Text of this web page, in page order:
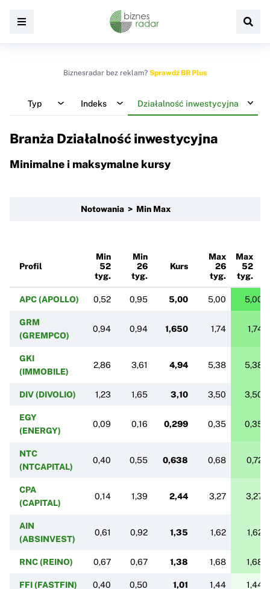
Biznesradar bez reklam? Sprawdź BR Plus
Typ Indeks Działalność inwestycyjna
Branża Działalność inwestycyjna
Minimalne i maksymalne kursy
Notowania > Min Max
Profil
Min
52
tyg.
Min
26
tyg.
Kurs
Max
26
tyg.
Max
52
tyg.
APC (APOLLO) 0,52 0,95 5,00 5,00 5,00
GRM
(GREMPCO)
0,94 0,94 1,650 1,74 1,74
GKI
(IMMOBILE)
2,86 3,61 4,94 5,38 5,38
DIV (DIVOLIO) 1,23 1,65 3,10 3,50 3,50
EGY
(ENERGY)
0,09 0,16 0,299 0,35 0,35
NTC
(NTCAPITAL)
0,40 0,55 0,638 0,68 0,72
CPA
(CAPITAL)
0,14 1,39 2,44 3,27 3,27
AIN
(ABSINVEST)
0,61 0,92 1,35 1,62 1,62
RNC (REINO) 0,67 0,67 1,38 1,68 1,68
FFI (FASTFIN) 0,40 0,50 1,01 1,44 1,44